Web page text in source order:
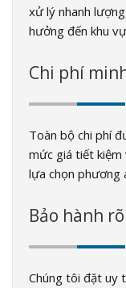
xử lý nhanh
hưởng đến khu
Chi phí
Toàn bộ chi phí
mức giá tiết kiệm
lựa chọn phương
Bảo hành
Chúng tôi đặt uy